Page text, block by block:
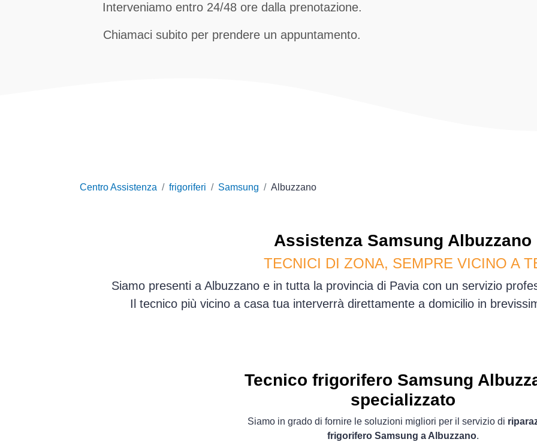
Interveniamo entro 24/48 ore dalla prenotazione.
Chiamaci subito per prendere un appuntamento.
Centro Assistenza frigoriferi Samsung Albuzzano
Assistenza Samsung Albuzzano
TECNICI DI ZONA, SEMPRE VICINO A
Siamo presenti a Albuzzano e in tutta la provincia di Pavia con un servizio
Il tecnico più vicino a casa tua interverrà direttamente a domicilio in
Tecnico frigorifero Samsung
specializzato
Siamo in grado di fornire le soluzioni migliori per il servizio di
frigorifero Samsung a Albuzzano.